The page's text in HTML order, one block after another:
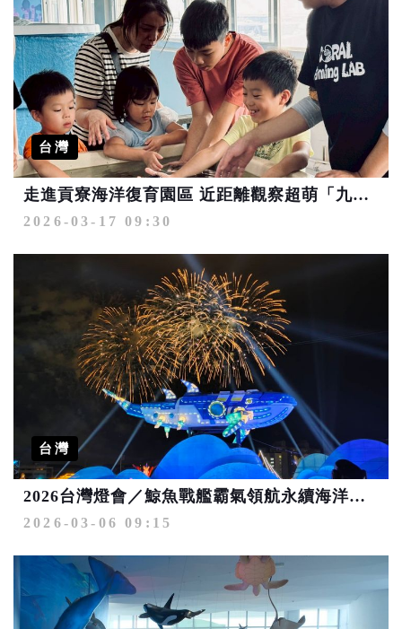
台灣
走進貢寮海洋復育園區 近距離觀察超萌「九孔寶寶」
2026-03-17 09:30
台灣
2026台灣燈會／鯨魚戰艦霸氣領航永續海洋燈區 四大亮點精彩呈現
2026-03-06 09:15